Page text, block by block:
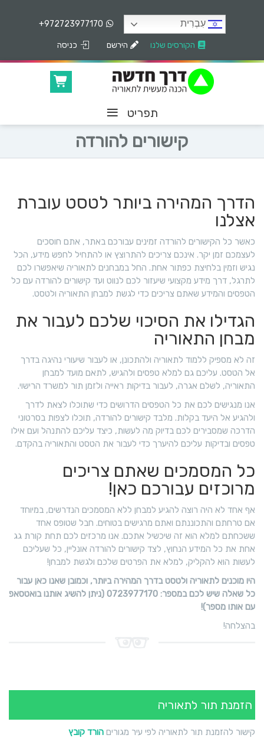
+972723977170 עִבְרִית
הקורסים שלנו הירשם כניסה
תפריט ≡
קישורים להורדה
הדרך המהירה ביותר לטסט עוברת
אצלנו
כאשר כל הקישורים להורדה זמינים עבורכם באתר, אתם חוסכים
לעצמכם זמן יקר. אינכם צריכים להתרוצץ או להתחיל לחפש מידע, הכל
נגיש וזמין בלחיצת כפתור אחת. החל במבחנים לתאוריה שיאפשרו לכם
לתרגל, דרך מידע מקצועי שיעזור לכם לנווט ועד קישורים להורדה עם כל
הטפסים והמידע שאתם צריכים כדי לגשת למבחן התאוריה ולטסט.
הגדילו את הסיכוי שלכם לעבור את
מבחן התאוריה
זה לא מספיק ללמוד לתאוריה ולהתכונן, או לעבור שיעורי נהיגה בדרך
אל הטסט. עליכם גם למלא טפסים ולהגיש, לתאם מועד למבחן
התאוריה, לשלם אגרה, לעבור בדיקות ראייה ולזמן תור למשרד הרישוי.
אנו מנגישים לכם את כל הטפסים הדרושים כדי שתוכלו לצאת לדרך
ולהגיע אל היעד בקלות. מלבד קישורים להורדה, תוכלו לצפות בסרטוני
הדרכה שמסבירים לכם בדיוק מה לעשות, כיצד עליכם להתנהל ועם אילו
טפסים ובדיקות עליכם להיערך כדי לעבור את הטסט והתאוריה בהקדם.
כל המסמכים שאתם צריכים
מרוכזים עבורכם כאן!
אף אחד לא היה רוצה להגיע למבחן ללא המסמכים הנדרשים, במיוחד
אם טרחתם והתכוננתם ואתם מרגישים בטוחים. חבל שטופס אחד
ששכחתם למלא הוא זה שיכשיל אתכם. אנו מרכזים לכם תחת קורת גג
אחת את כל המידע הנחוץ, לצד קישורים להורדה אונליין, כל שעליכם
לעשות הוא להקליק, למלא את הפרטים שלכם ולגשת למבחן!
היו מוכנים לתאוריה ולטסט בדרך המהירה ביותר, וכמובן שאנו כאן עבור
כל שאלה שיש לכם במספר: 0723977170 (ניתן להשיג אותנו בואטסאפ
עם אותו מספר)!
בהצלחה!
הזמנת תור לתאוריה
קישור להזמנת תור לתאוריה לפי עיר מגורים הורד קובץ